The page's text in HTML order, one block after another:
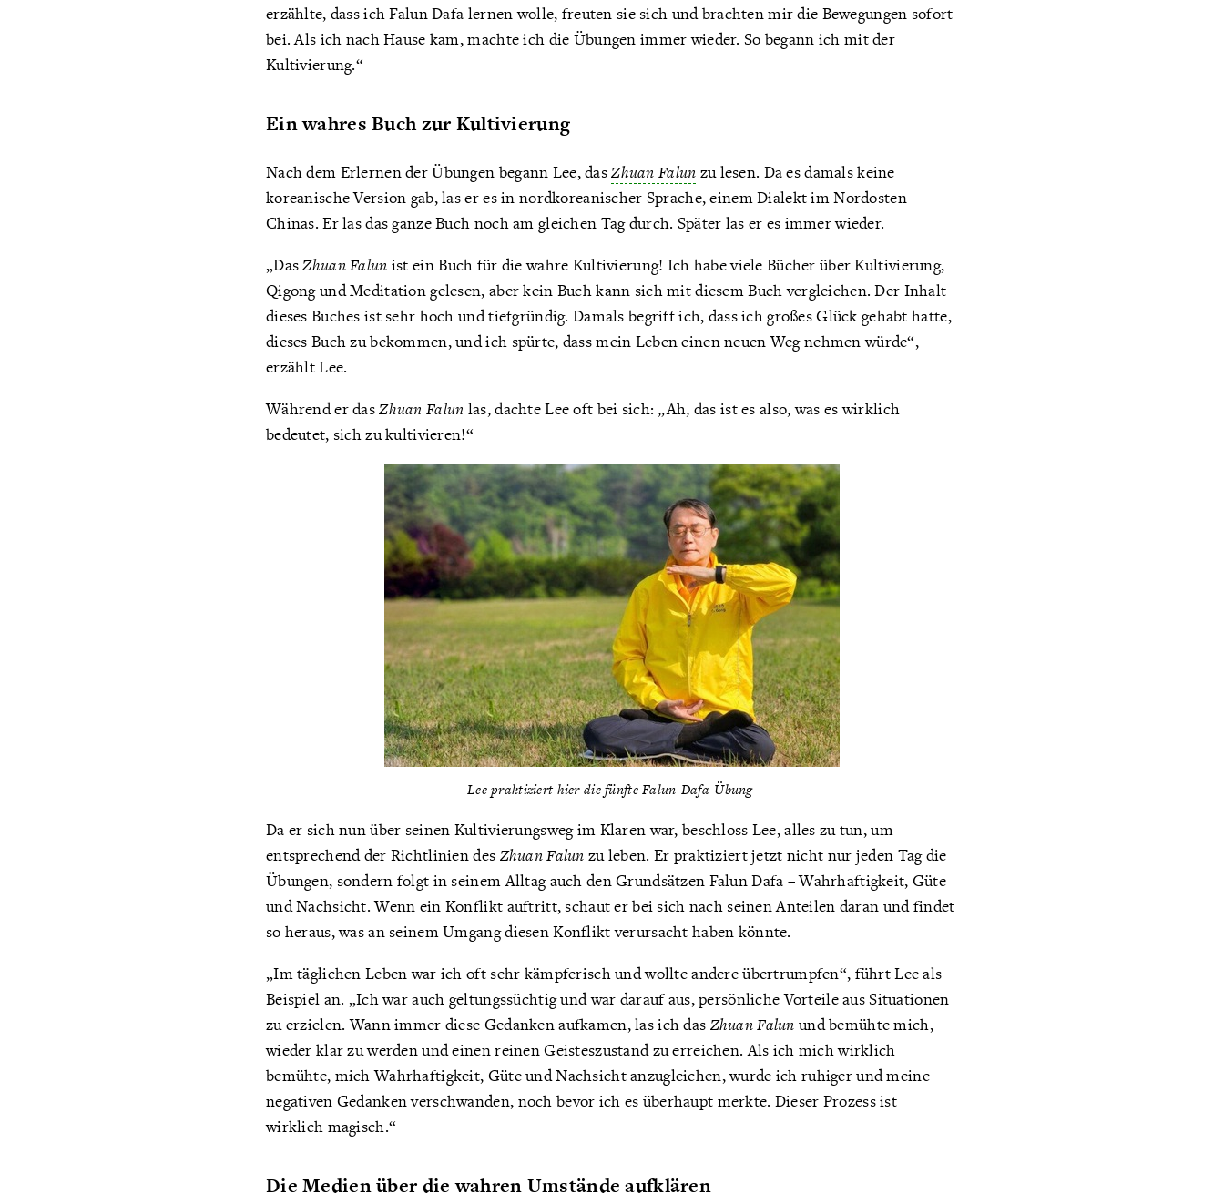
erzählte, dass ich Falun Dafa lernen wolle, freuten sie sich und brachten mir die Bewegungen sofort
bei. Als ich nach Hause kam, machte ich die Übungen immer wieder. So begann ich mit der
Kultivierung.“
Ein wahres Buch zur Kultivierung
Nach dem Erlernen der Übungen begann Lee, dasZhuan Falun zu lesen. Da es damals keine
koreanische Version gab, las er es in nordkoreanischer Sprache, einem Dialekt im Nordosten
Chinas. Er las das ganze Buch noch am gleichen Tag durch. Später las er es immer wieder.
„DasZhuan Falun ist ein Buch für die wahre Kultivierung! Ich habe viele Bücher über Kultivierung,
Qigong und Meditation gelesen, aber kein Buch kann sich mit diesem Buch vergleichen. Der Inhalt
dieses Buches ist sehr hoch und tiefgründig. Damals begriff ich, dass ich großes Glück gehabt hatte,
dieses Buch zu bekommen, und ich spürte, dass mein Leben einen neuen Weg nehmen würde“,
erzählt Lee.
Während er dasZhuan Falun las, dachte Lee oft bei sich: „Ah, das ist es also, was es wirklich
bedeutet, sich zu kultivieren!“
Lee praktiziert hier die fünfte Falun-Dafa-Übung
Da er sich nun über seinen Kultivierungsweg im Klaren war, beschloss Lee, alles zu tun, um
entsprechend der Richtlinien des Zhuan Falun zu leben. Er praktiziert jetzt nicht nur jeden Tag die
Übungen, sondern folgt in seinem Alltag auch den Grundsätzen Falun Dafa – Wahrhaftigkeit, Güte
und Nachsicht. Wenn ein Konflikt auftritt, schaut er bei sich nach seinen Anteilen daran und findet
so heraus, was an seinem Umgang diesen Konflikt verursacht haben könnte.
„Im täglichen Leben war ich oft sehr kämpferisch und wollte andere übertrumpfen“, führt Lee als
Beispiel an. „Ich war auch geltungssüchtig und war darauf aus, persönliche Vorteile aus Situationen
zu erzielen. Wann immer diese Gedanken aufkamen, las ich das Zhuan Falun und bemühte mich,
wieder klar zu werden und einen reinen Geisteszustand zu erreichen. Als ich mich wirklich
bemühte, mich Wahrhaftigkeit, Güte und Nachsicht anzugleichen, wurde ich ruhiger und meine
negativen Gedanken verschwanden, noch bevor ich es überhaupt merkte. Dieser Prozess ist
wirklich magisch.“
Die Medien über die wahren Umstände aufklären